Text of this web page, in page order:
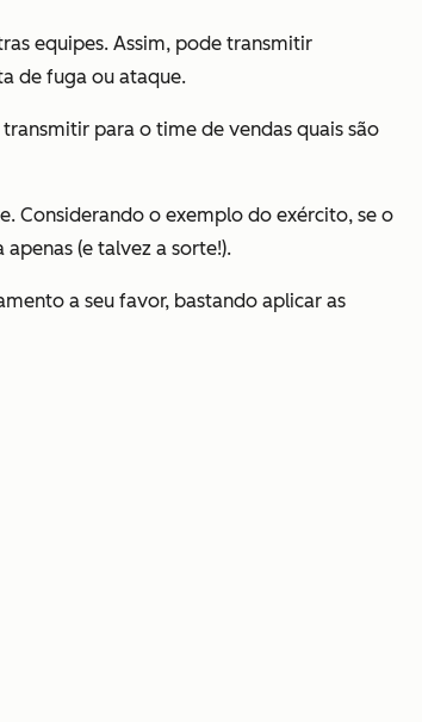
equipes. Assim, pode transmitir
de fuga ou ataque.
para o time de vendas quais são
Considerando o exemplo do exército, se o
(e talvez a sorte!).
a seu favor, bastando aplicar as